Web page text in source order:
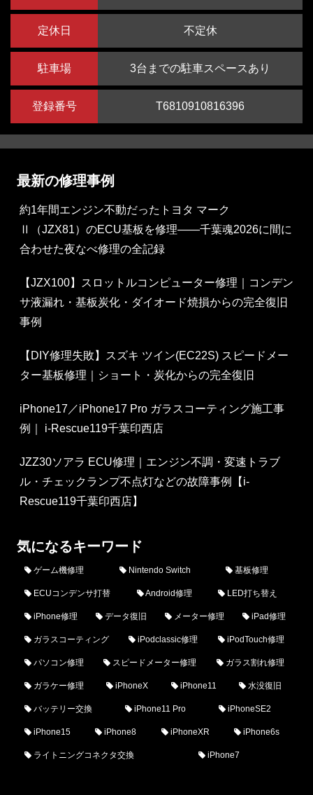
定休日 不定休
駐車場 3台までの駐車スペースあり
登録番号 T6810910816396
最新の修理事例
約1年間エンジン不動だったトヨタ マーク
Ⅱ（JZX81）のECU基板を修理——千葉魂2026に間に
合わせた夜なべ修理の全記録
【JZX100】スロットルコンピューター修理｜コンデン
サ液漏れ・基板炭化・ダイオード焼損からの完全復旧
事例
【DIY修理失敗】スズキ ツイン(EC22S) スピードメー
ター基板修理｜ショート・炭化からの完全復旧
iPhone17／iPhone17 Pro ガラスコーティング施工事
例｜ i-Rescue119千葉印西店
JZZ30ソアラ ECU修理｜エンジン不調・変速トラブ
ル・チェックランプ不点灯などの故障事例【i-
Rescue119千葉印西店】
気になるキーワード
ゲーム機修理 Nintendo Switch 基板修理
ECUコンデンサ打替 Android修理 LED打ち替え
iPhone修理 データ復旧 メーター修理 iPad修理
ガラスコーティング iPodclassic修理 iPodTouch修理
パソコン修理 スピードメーター修理 ガラス割れ修理
ガラケー修理 iPhoneX iPhone11 水没復旧
バッテリー交換 iPhone11 Pro iPhoneSE2
iPhone15 iPhone8 iPhoneXR iPhone6s
ライトニングコネクタ交換 iPhone7